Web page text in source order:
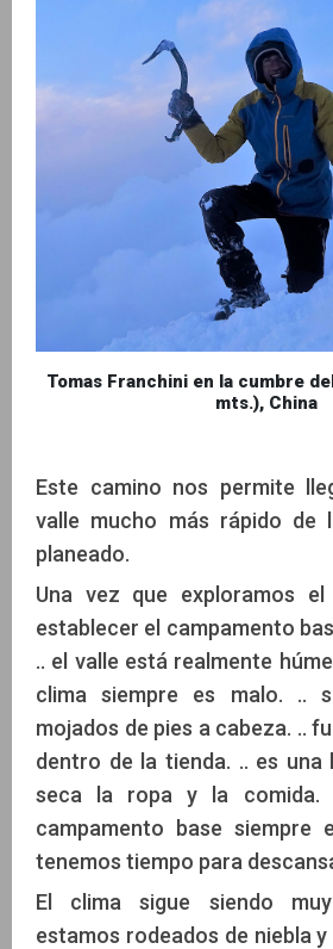
Tomas Franchini en la cumbre
mts.), China
Este camino nos permite
valle mucho más rápido de
planeado.
Una vez que exploramos el
establecer el campamento
.. el valle está realmente
clima siempre es malo. ..
mojados de pies a cabeza. ..
dentro de la tienda. .. es una
seca la ropa y la comida.
campamento base siempre
tenemos tiempo para
El clima sigue siendo
estamos rodeados de niebla